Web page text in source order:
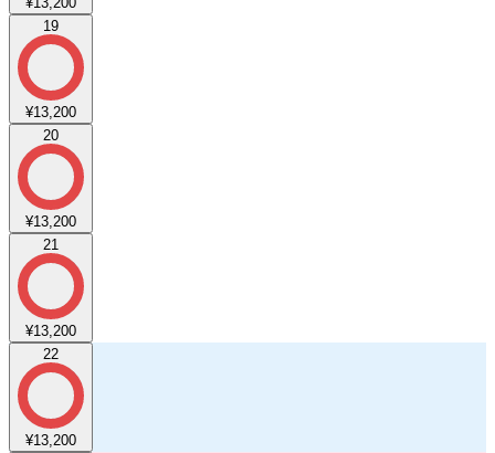
19
¥13,200
20
¥13,200
21
¥13,200
22
¥13,200